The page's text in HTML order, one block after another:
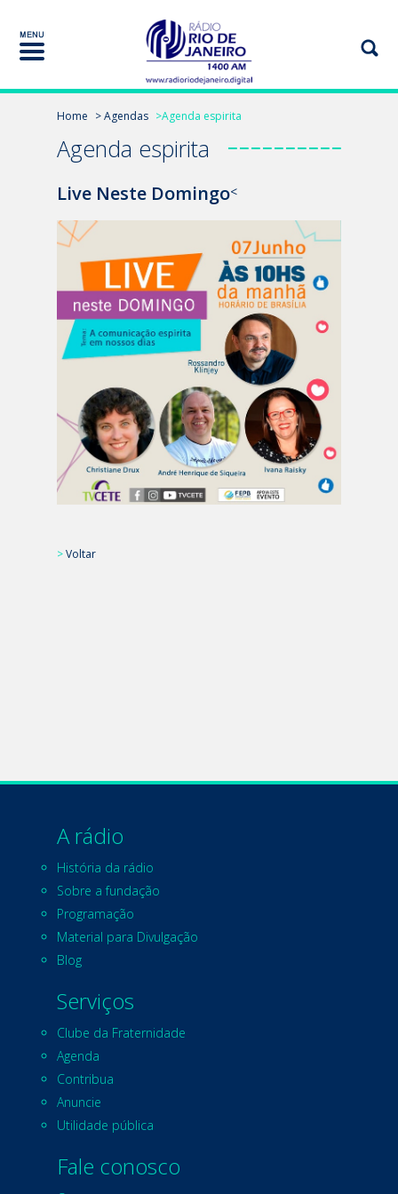
Home > Agendas >Agenda espirita
Agenda espirita
Live Neste Domingo<
>Voltar
A rádio
História da rádio
Sobre a fundação
Programação
Material para Divulgação
Blog
Serviços
Clube da Fraternidade
Agenda
Contribua
Anuncie
Utilidade pública
Fale conosco